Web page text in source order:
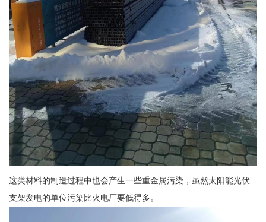
这类材料的制造过程中也会产生一些重金属污染，虽然太阳能光伏
支架发电的单位污染比火电厂要低得多。